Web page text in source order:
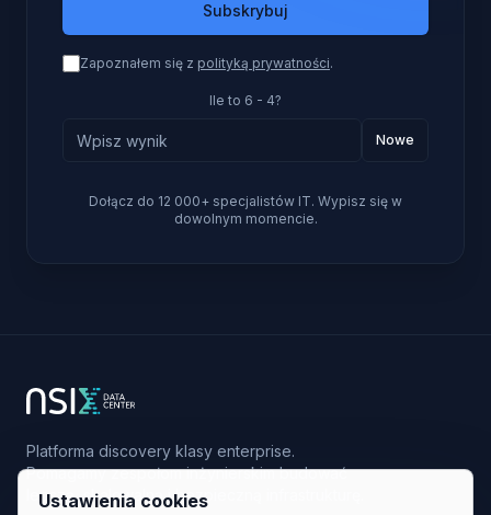
Subskrybuj
Zapoznałem się z polityką prywatności.
Ile to 6 - 4?
Nowe
Dołącz do 12 000+ specjalistów IT. Wypisz się w
dowolnym momencie.
Platforma discovery klasy enterprise.
Pomagamy zespołom inżynierskim budować
lepszą, skalowalną i bezpieczną infrastrukturę.
Ustawienia cookies